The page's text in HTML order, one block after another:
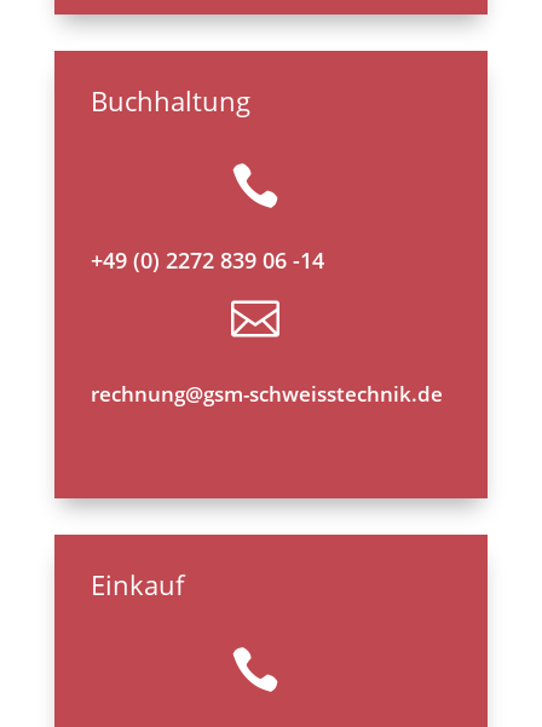
Buchhaltung

+49 (0) 2272 839 06 -14

rechnung@gsm-schweisstechnik.de
Einkauf
